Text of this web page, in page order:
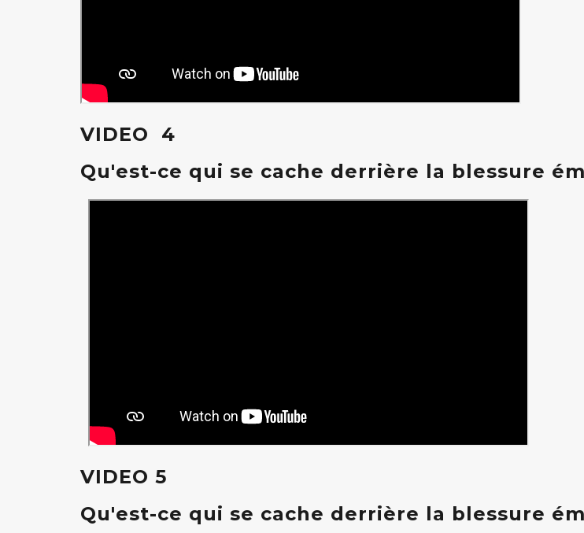
VIDEO 4
Qu'est-ce qui se cache derrière la blessure
VIDEO 5
Qu'est-ce qui se cache derrière la blessure